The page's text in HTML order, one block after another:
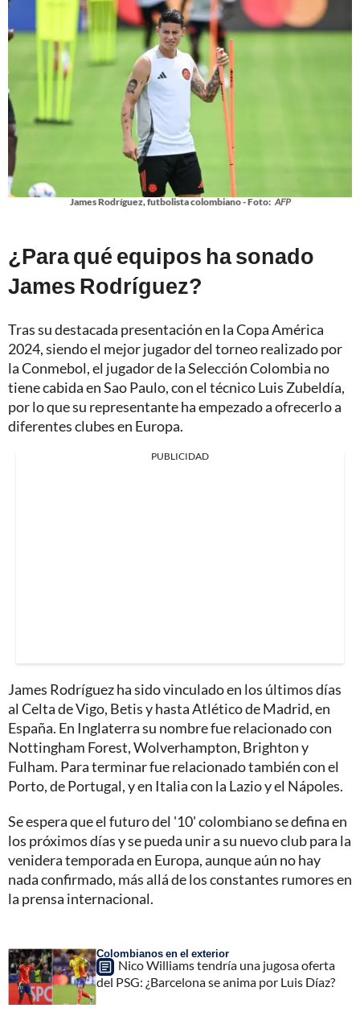
James Rodríguez, futbolista colombiano - Foto: AFP
¿Para qué equipos ha sonado
James Rodríguez?
Tras su destacada presentación en la Copa América
2024, siendo el mejor jugador del torneo realizado por
la Conmebol, el jugador de la Selección Colombia no
tiene cabida en Sao Paulo, con el técnico Luis Zubeldía,
por lo que su representante ha empezado a ofrecerlo a
diferentes clubes en Europa.
PUBLICIDAD
James Rodríguez ha sido vinculado en los últimos días
al Celta de Vigo, Betis y hasta Atlético de Madrid, en
España. En Inglaterra su nombre fue relacionado con
Nottingham Forest, Wolverhampton, Brighton y
Fulham. Para terminar fue relacionado también con el
Porto, de Portugal, y en Italia con la Lazio y el Nápoles.
Se espera que el futuro del '10' colombiano se defina en
los próximos días y se pueda unir a su nuevo club para la
venidera temporada en Europa, aunque aún no hay
nada confirmado, más allá de los constantes rumores en
la prensa internacional.
Colombianos en el exterior
Nico Williams tendría una jugosa oferta
del PSG: ¿Barcelona se anima por Luis Díaz?